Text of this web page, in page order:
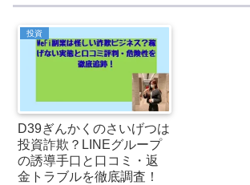
投資
D39ぎんかくのさいげつは
投資詐欺？LINEグループ
の誘導手口と口コミ・返
金トラブルを徹底調査！